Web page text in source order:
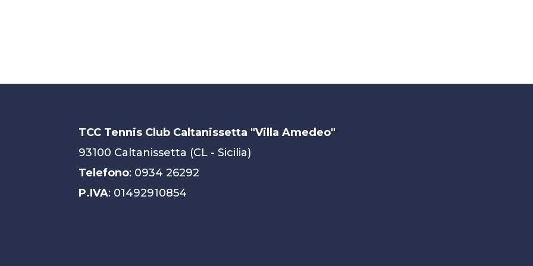
TCC Tennis Club Caltanissetta "Villa Amedeo"
93100 Caltanissetta (CL - Sicilia)
Telefono: 0934 26292
P.IVA: 01492910854